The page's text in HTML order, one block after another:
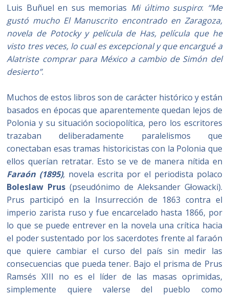
Luis Buñuel en sus memorias Mi último suspiro: “Me
gustó mucho El Manuscrito encontrado en Zaragoza,
novela de Potocky y película de Has, película que he
visto tres veces, lo cual es excepcional y que encargué a
Alatriste comprar para México a cambio de Simón del
desierto”.
Muchos de estos libros son de carácter histórico y están
basados en épocas que aparentemente quedan lejos de
Polonia y su situación sociopolítica, pero los escritores
trazaban deliberadamente paralelismos que
conectaban esas tramas historicistas con la Polonia que
ellos querían retratar. Esto se ve de manera nítida en
Faraón (1895), novela escrita por el periodista polaco
Boleslaw Prus (pseudónimo de Aleksander Głowacki).
Prus participó en la Insurrección de 1863 contra el
imperio zarista ruso y fue encarcelado hasta 1866, por
lo que se puede entrever en la novela una crítica hacia
el poder sustentado por los sacerdotes frente al faraón
que quiere cambiar el curso del país sin medir las
consecuencias que pueda tener. Bajo el prisma de Prus
Ramsés XIII no es el líder de las masas oprimidas,
simplemente quiere valerse del pueblo como